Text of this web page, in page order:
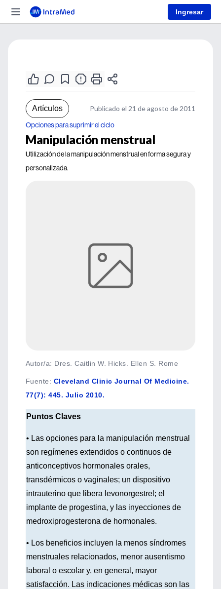
Ingresar
Artículos Publicado el 21 de agosto de 2011
Opciones para suprimir el ciclo
Manipulación menstrual
Utilización de la manipulación menstrual en forma segura y
personalizada.
Autor/a: Dres. Caitlin W. Hicks. Ellen S. Rome
Fuente: Cleveland Clinic Journal Of Medicine.
77(7): 445. Julio 2010.
Puntos Claves
• Las opciones para la manipulación menstrual
son regímenes extendidos o continuos de
anticonceptivos hormonales orales,
transdérmicos o vaginales; un dispositivo
intrauterino que libera levonorgestrel; el
implante de progestina, y las inyecciones de
medroxiprogesterona de hormonales.
• Los beneficios incluyen la menos síndromes
menstruales relacionados, menor ausentismo
laboral o escolar y, en general, mayor
satisfacción. Las indicaciones médicas son las